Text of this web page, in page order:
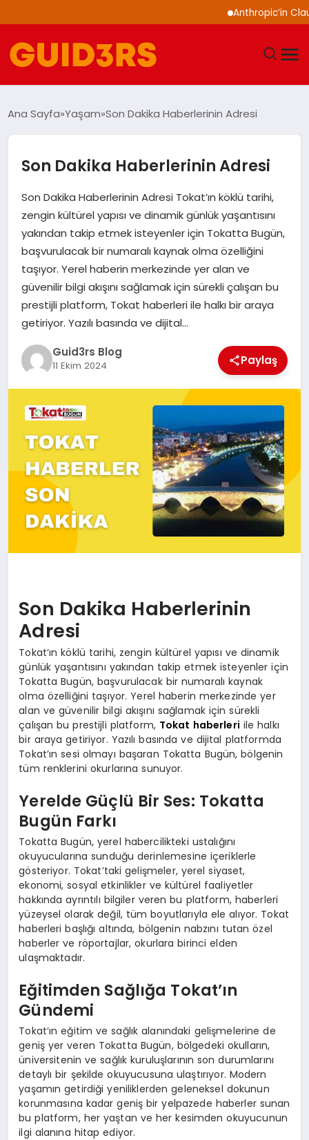
Anthropic’in Claude
YAŞAM
TEKNOLOJI
SAĞLIK
EKONOMI
MAGAZIN
EĞITIM
Ana Sayfa Yaşam Son Dakika Haberlerinin Adresi
Son Dakika Haberlerinin Adresi
Son Dakika Haberlerinin Adresi Tokat’ın köklü tarihi,
zengin kültürel yapısı ve dinamik günlük yaşantısını
yakından takip etmek isteyenler için Tokatta Bugün,
başvurulacak bir numaralı kaynak olma özelliğini
taşıyor. Yerel haberin merkezinde yer alan ve
güvenilir bilgi akışını sağlamak için sürekli çalışan bu
prestijli platform, Tokat haberleri ile halkı bir araya
getiriyor. Yazılı basında ve dijital…
Guid3rs Blog
11 Ekim 2024 Paylaş
Son Dakika Haberlerinin
Adresi
Tokat’ın köklü tarihi, zengin kültürel yapısı ve dinamik
günlük yaşantısını yakından takip etmek isteyenler için
Tokatta Bugün, başvurulacak bir numaralı kaynak
olma özelliğini taşıyor. Yerel haberin merkezinde yer
alan ve güvenilir bilgi akışını sağlamak için sürekli
çalışan bu prestijli platform, Tokat haberleri ile halkı
bir araya getiriyor. Yazılı basında ve dijital platformda
Tokat’ın sesi olmayı başaran Tokatta Bugün, bölgenin
tüm renklerini okurlarına sunuyor.
Yerelde Güçlü Bir Ses: Tokatta
Bugün Farkı
Tokatta Bugün, yerel habercilikteki ustalığını
okuyucularına sunduğu derinlemesine içeriklerle
gösteriyor. Tokat’taki gelişmeler, yerel siyaset,
ekonomi, sosyal etkinlikler ve kültürel faaliyetler
hakkında ayrıntılı bilgiler veren bu platform, haberleri
yüzeysel olarak değil, tüm boyutlarıyla ele alıyor. Tokat
haberleri başlığı altında, bölgenin nabzını tutan özel
haberler ve röportajlar, okurlara birinci elden
ulaşmaktadır.
Eğitimden Sağlığa Tokat’ın
Gündemi
Tokat’ın eğitim ve sağlık alanındaki gelişmelerine de
geniş yer veren Tokatta Bugün, bölgedeki okulların,
üniversitenin ve sağlık kuruluşlarının son durumlarını
detaylı bir şekilde okuyucusuna ulaştırıyor. Modern
yaşamın getirdiği yeniliklerden geleneksel dokunun
korunmasına kadar geniş bir yelpazede haberler sunan
bu platform, her yaştan ve her kesimden okuyucunun
ilgi alanına hitap ediyor.